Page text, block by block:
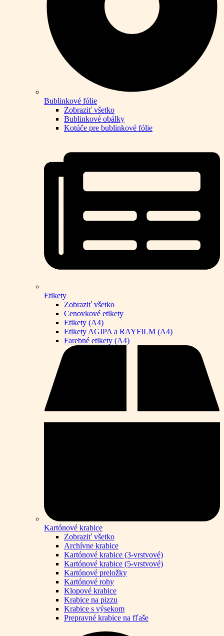
Bublinkové fólie
Zobraziť všetko
Bublinkové obálky
Kotúče pre bublinkové fólie
Etikety
Zobraziť všetko
Cenovkové etikety
Etikety (A4)
Etikety AGIPA a RAYFILM (A4)
Farebné etikety (A4)
Kartónové krabice
Zobraziť všetko
Archívne krabice
Kartónové krabice (3-vrstvové)
Kartónové krabice (5-vrstvové)
Kartónové preložky
Kartónové rohy
Klopové krabice
Krabice na pizzu
Krabice s výsekom
Prepravné krabice na fľaše